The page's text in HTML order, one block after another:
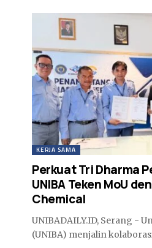
KERJA SAMA
Perkuat Tri Dharma
UNIBA Teken MoU
Chemical
UNIBADAILY.ID, Serang -
(UNIBA) menjalin